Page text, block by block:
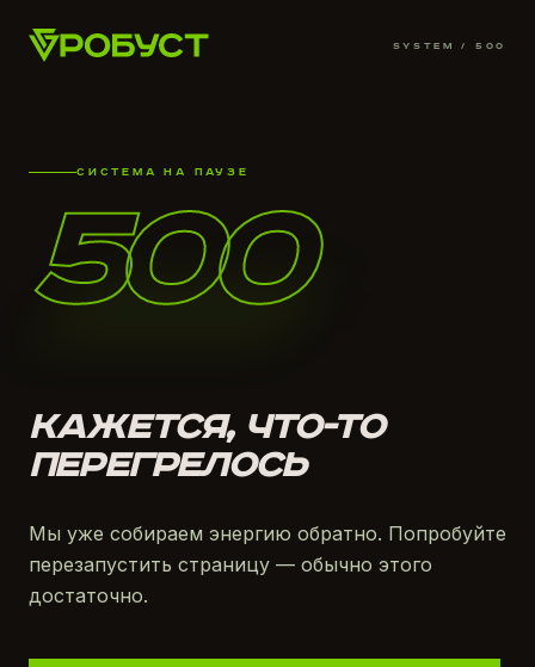
SYSTEM / 500
СИСТЕМА НА ПАУЗЕ
500
КАЖЕТСЯ, ЧТО-ТО
ПЕРЕГРЕЛОСЬ
Мы уже собираем энергию обратно. Попробуйте
перезапустить страницу — обычно этого
достаточно.